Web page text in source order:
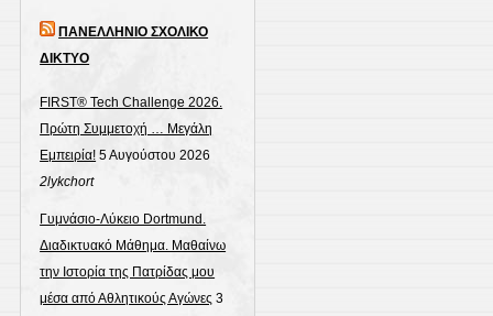
ΠΑΝΕΛΛΗΝΙΟ ΣΧΟΛΙΚΟ
ΔΙΚΤΥΟ
FIRST® Tech Challenge 2026.
Πρώτη Συμμετοχή … Μεγάλη
Εμπειρία! 5 Αυγούστου 2026
2lykchort
Γυμνάσιο-Λύκειο Dortmund.
Διαδικτυακό Μάθημα. Μαθαίνω
την Ιστορία της Πατρίδας μου
μέσα από Αθλητικούς Αγώνες 3